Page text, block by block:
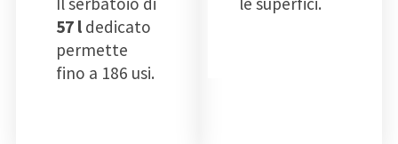
57 ldedicato
permette
fino a 186 usi.